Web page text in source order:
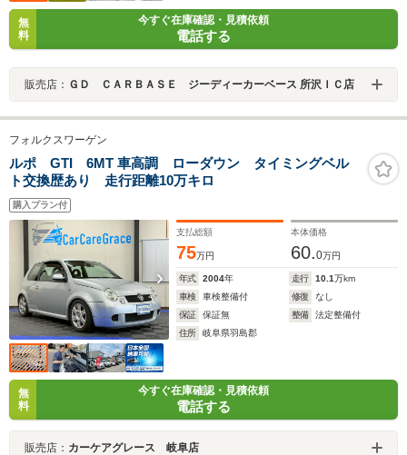
無
料
今すぐ在庫確認・見積依頼
電話する
販売店： ＧＤ ＣＡＲＢＡＳＥ ジーディーカーベース 所沢ＩＣ店
フォルクスワーゲン
ルポ GTI 6MT 車高調 ローダウン タイミングベル
ト交換歴あり 走行距離10万キロ
購入プラン付
支払総額
75万円
本体価格
60.0万円
年式 2004年 走行 10.1万km
車検
車検整備付 修復
なし
保証
保証無 整備
法定整備付
住所
岐阜県羽島郡
無
料
今すぐ在庫確認・見積依頼
電話する
販売店： カーケアグレース 岐阜店